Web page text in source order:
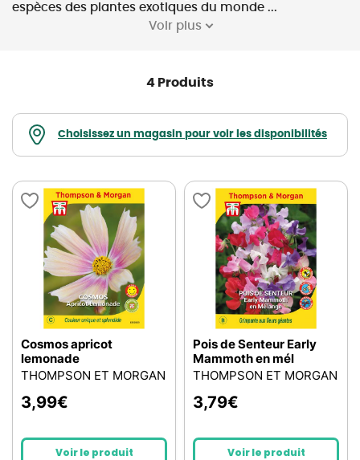
espèces des plantes exotiques du monde ...
Voir plus
4 Produits
Choisissez un magasin pour voir les disponibilités
Cosmos apricot
lemonade
THOMPSON ET MORGAN
3,99€
Voir le produit
Pois de Senteur Early
Mammoth en mél
THOMPSON ET MORGAN
3,79€
Voir le produit